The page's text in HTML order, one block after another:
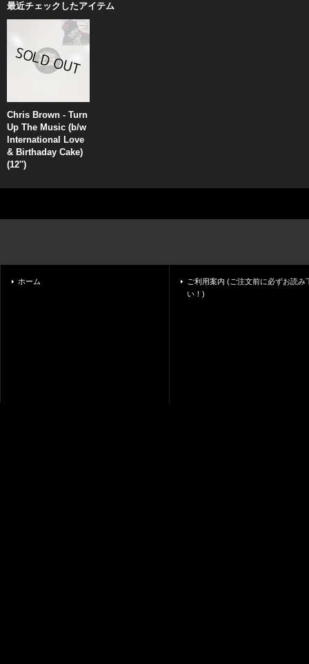
最近チェックしたアイテム
Chris Brown - Turn
Up The Music (b/w
International Love
& Birthaday Cake)
(12'')
ホーム
ご利用案内 (ご注文前に必ずお読み
い！)